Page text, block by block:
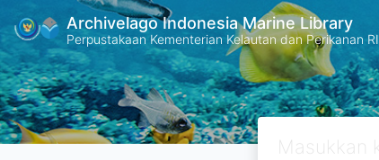
Archivelago Indonesia Marine Library
Perpustakaan Kementerian Kelautan dan Perikanan RI